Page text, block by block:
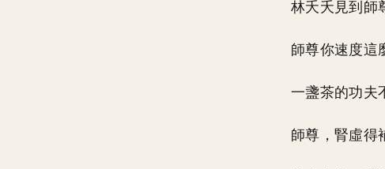
林夭夭見到師
師尊你速度這
一盞茶的功夫
師尊，腎虛得